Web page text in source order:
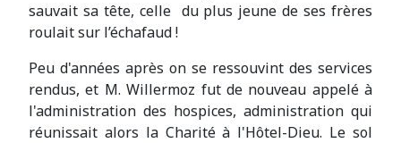
sauvait sa tête, celle du plus jeune de ses frères
roulait sur l’échafaud !
Peu d'années après on se ressouvint des services
rendus, et M. Willermoz fut de nouveau appelé à
l'administration des hospices, administration qui
réunissait alors la Charité à l'Hôtel-Dieu. Le sol